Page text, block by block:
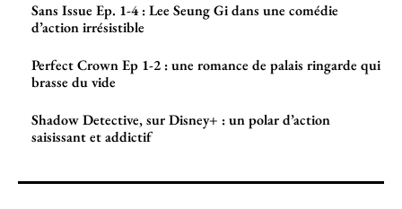
Sans Issue Ep. 1-4 : Lee Seung Gi dans une comédie
d’action irrésistible
Perfect Crown Ep 1-2 : une romance de palais ringarde qui
brasse du vide
Shadow Detective, sur Disney+ : un polar d’action
saisissant et addictif